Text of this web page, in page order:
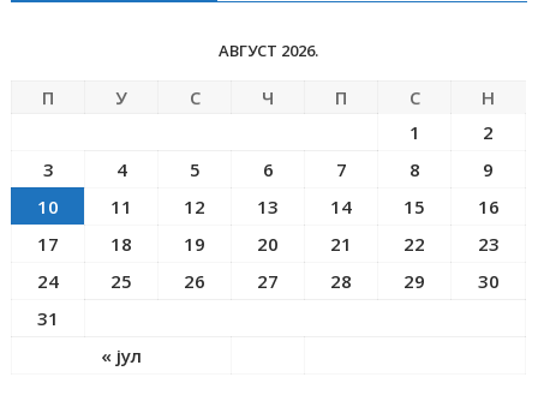
АВГУСТ 2026.
П У С Ч П С Н
« јул
1
2
3
4 5 6 7 8
9
10
11 12 13 14 15
16
17
18 19 20 21 22
23
24
25 26 27 28 29
30
31